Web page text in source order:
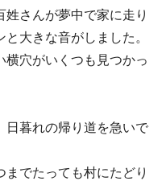
さんが夢中で家に走り
大きな音がしました。
横穴がいくつも見つかっ
日暮れの帰り道を急いで
でたっても村にたどり